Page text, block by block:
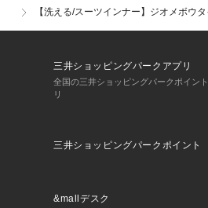
【洗える/スーツインナー】ジオメボウ
三井ショッピングパークアプリ
全国の三井ショッピングパークポイン
リ
三井ショッピングパークポイント
&mallデスク